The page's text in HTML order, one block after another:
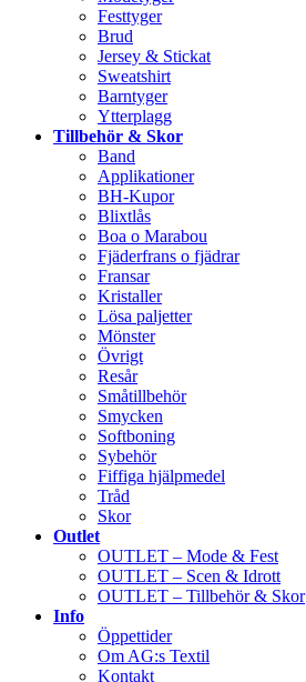
Festtyger
Brud
Jersey & Stickat
Sweatshirt
Barntyger
Ytterplagg
Tillbehör & Skor
Band
Applikationer
BH-Kupor
Blixtlås
Boa o Marabou
Fjäderfrans o fjädrar
Fransar
Kristaller
Lösa paljetter
Mönster
Övrigt
Resår
Småtillbehör
Smycken
Softboning
Sybehör
Fiffiga hjälpmedel
Tråd
Skor
Outlet
OUTLET – Mode & Fest
OUTLET – Scen & Idrott
OUTLET – Tillbehör & Skor
Info
Öppettider
Om AG:s Textil
Kontakt